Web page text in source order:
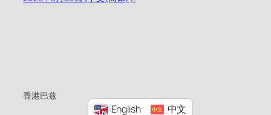
香港巴兹
English 中文